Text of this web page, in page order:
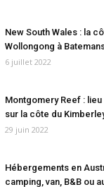
New South Wales : la
Wollongong à
6 juillet 2022
Montgomery Reef :
sur la côte du
29 juin 2022
Hébergements en
camping, van, B&B ou